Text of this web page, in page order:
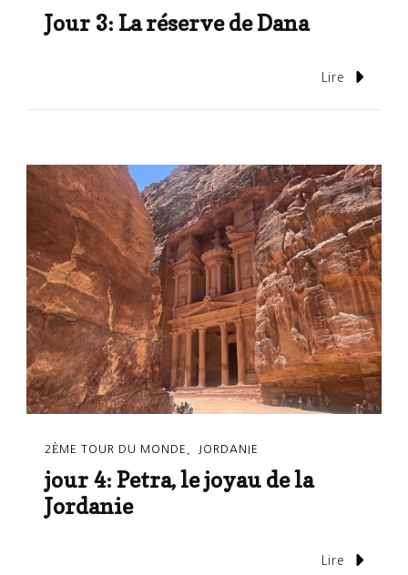
Jour 3: La réserve de Dana
Lire
2ÈME TOUR DU MONDE JORDANIE
jour 4: Petra, le joyau de la
Jordanie
Lire